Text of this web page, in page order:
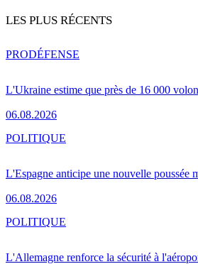
LES PLUS RÉCENTS
L'Ukraine estime que près de 16 000
06.08.2026
PRODÉFENSE
L'Espagne anticipe une nouvelle poussée
06.08.2026
POLITIQUE
L'Allemagne renforce la sécurité à
POLITIQUE